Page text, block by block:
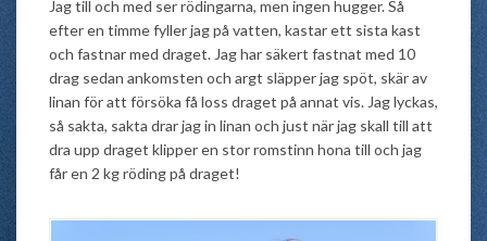
Jag till och med ser rödingarna, men ingen hugger. Så
efter en timme fyller jag på vatten, kastar ett sista kast
och fastnar med draget. Jag har säkert fastnat med 10
drag sedan ankomsten och argt släpper jag spöt, skär av
linan för att försöka få loss draget på annat vis. Jag lyckas,
så sakta, sakta drar jag in linan och just när jag skall till att
dra upp draget klipper en stor romstinn hona till och jag
får en 2 kg röding på draget!